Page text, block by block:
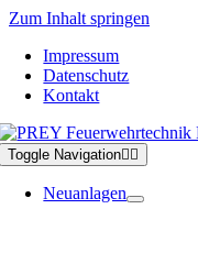
Zum Inhalt springen
Impressum
Datenschutz
Kontakt
Toggle Navigation
Neuanlagen